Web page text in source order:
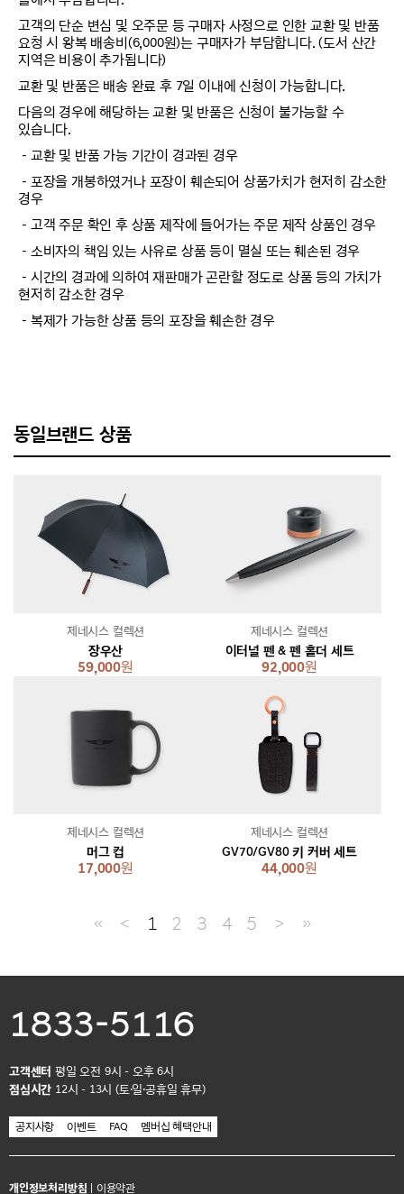
고객의 단순 변심 및 오주문 등 구매자 사정으로 인한 교환 및 반품
요청 시 왕복 배송비(6,000원)는 구매자가 부담합니다. (도서 산간
지역은 비용이 추가됩니다)
교환 및 반품은 배송 완료 후 7일 이내에 신청이 가능합니다.
다음의 경우에 해당하는 교환 및 반품은 신청이 불가능할 수
있습니다.
－교환 및 반품 가능 기간이 경과된 경우
－포장을 개봉하였거나 포장이 훼손되어 상품가치가 현저히 감소한
경우
－고객 주문 확인 후 상품 제작에 들어가는 주문 제작 상품인 경우
－소비자의 책임 있는 사유로 상품 등이 멸실 또는 훼손된 경우
－시간의 경과에 의하여 재판매가 곤란할 정도로 상품 등의 가치가
현저히 감소한 경우
－복제가 가능한 상품 등의 포장을 훼손한 경우
동일브랜드 상품
장우산
59,000원
제네시스 컬렉션
이터널 펜 & 펜 홀더 세트
92,000원
제네시스 컬렉션
머그 컵
17,000원
제네시스 컬렉션
GV70/GV80 키 커버 세트
44,000원
제네시스 컬렉션
≪ ＜ 1 2 3 4 5 ＞ ≫
1833-5116
고객센터 평일 오전 9시 - 오후 6시
점심시간 12시 - 13시 (토·일·공휴일 휴무)
공지사항 이벤트 FAQ 멤버십 혜택안내
개인정보처리방침 | 이용약관